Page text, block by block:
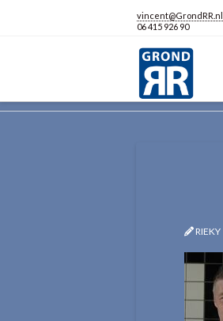
vincent@GrondRR.nl
06 415 926 90
RIEKY